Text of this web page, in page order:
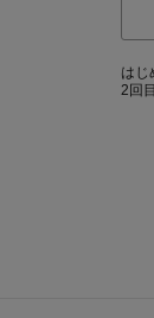
はじ
2回